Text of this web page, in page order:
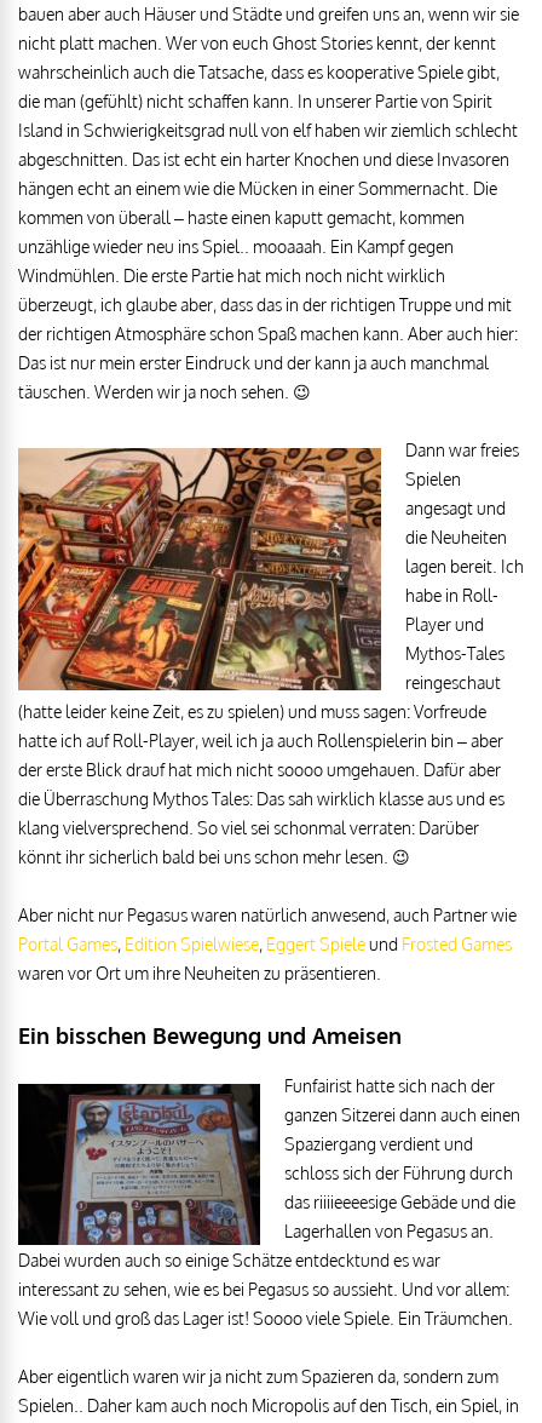
bauen aber auch Häuser und Städte und greifen uns an, wenn wir sie
nicht platt machen. Wer von euch Ghost Stories kennt, der kennt
wahrscheinlich auch die Tatsache, dass es kooperative Spiele gibt,
die man (gefühlt) nicht schaffen kann. In unserer Partie von Spirit
Island in Schwierigkeitsgrad null von elf haben wir ziemlich schlecht
abgeschnitten. Das ist echt ein harter Knochen und diese Invasoren
hängen echt an einem wie die Mücken in einer Sommernacht. Die
kommen von überall – haste einen kaputt gemacht, kommen
unzählige wieder neu ins Spiel.. mooaaah. Ein Kampf gegen
Windmühlen. Die erste Partie hat mich noch nicht wirklich
überzeugt, ich glaube aber, dass das in der richtigen Truppe und mit
der richtigen Atmosphäre schon Spaß machen kann. Aber auch hier:
Das ist nur mein erster Eindruck und der kann ja auch manchmal
täuschen. Werden wir ja noch sehen. 😉
Dann war freies
Spielen
angesagt und
die Neuheiten
lagen bereit. Ich
habe in Roll-
Player und
Mythos-Tales
reingeschaut
(hatte leider keine Zeit, es zu spielen) und muss sagen: Vorfreude
hatte ich auf Roll-Player, weil ich ja auch Rollenspielerin bin – aber
der erste Blick drauf hat mich nicht soooo umgehauen. Dafür aber
die Überraschung Mythos Tales: Das sah wirklich klasse aus und es
klang vielversprechend. So viel sei schonmal verraten: Darüber
könnt ihr sicherlich bald bei uns schon mehr lesen. 😉
Aber nicht nur Pegasus waren natürlich anwesend, auch Partner wie
Portal Games, Edition Spielwiese, Eggert Spieleund Frosted Games
waren vor Ort um ihre Neuheiten zu präsentieren.
Ein bisschen Bewegung und Ameisen
Funfairist hatte sich nach der
ganzen Sitzerei dann auch einen
Spaziergang verdient und
schloss sich der Führung durch
das riiiieeeesige Gebäde und die
Lagerhallen von Pegasus an.
Dabei wurden auch so einige Schätze entdecktund es war
interessant zu sehen, wie es bei Pegasus so aussieht. Und vor allem:
Wie voll und groß das Lager ist! Soooo viele Spiele. Ein Träumchen.
Aber eigentlich waren wir ja nicht zum Spazieren da, sondern zum
Spielen.. Daher kam auch noch Micropolis auf den Tisch, ein Spiel, in